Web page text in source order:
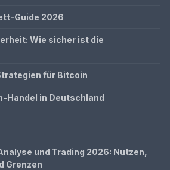
Guide 2026
Wie sicher ist die
für Bitcoin
Handel in Deutschland
und Trading 2026: Nutzen,
Grenzen